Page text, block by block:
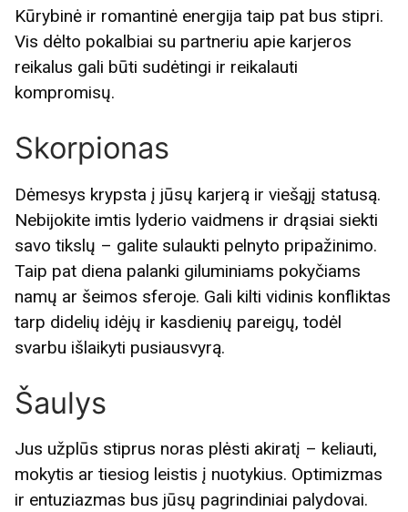
Kūrybinė ir romantinė energija taip pat bus stipri.
Vis dėlto pokalbiai su partneriu apie karjeros
reikalus gali būti sudėtingi ir reikalauti
kompromisų.
Skorpionas
Dėmesys krypsta į jūsų karjerą ir viešąjį statusą.
Nebijokite imtis lyderio vaidmens ir drąsiai siekti
savo tikslų – galite sulaukti pelnyto pripažinimo.
Taip pat diena palanki giluminiams pokyčiams
namų ar šeimos sferoje. Gali kilti vidinis konfliktas
tarp didelių idėjų ir kasdienių pareigų, todėl
svarbu išlaikyti pusiausvyrą.
Šaulys
Jus užplūs stiprus noras plėsti akiratį – keliauti,
mokytis ar tiesiog leistis į nuotykius. Optimizmas
ir entuziazmas bus jūsų pagrindiniai palydovai.